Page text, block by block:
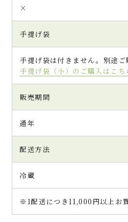
×
手提げ袋
手提げ袋は付きません。別途ご
手提げ袋（小）のご購入はこち
販売期間
通年
配送方法
冷蔵
※1配送につき11,000円以上お